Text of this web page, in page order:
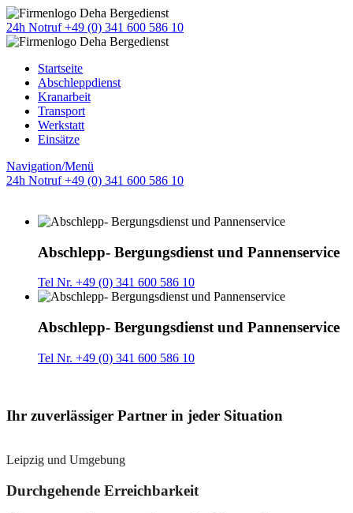
24h Notruf +49 (0) 341 600 586 10
Startseite
Abschleppdienst
Kranarbeit
Transport
Werkstatt
Einsätze
Navigation/Menü
24h Notruf +49 (0) 341 600 586 10
Abschlepp- Bergungsdienst und Pannenservice
Tel Nr. +49 (0) 341 600 586 10
Abschlepp- Bergungsdienst und Pannenservice
Tel Nr. +49 (0) 341 600 586 10
Ihr zuverlässiger Partner in jeder Situation
Leipzig und Umgebung
Durchgehende Erreichbarkeit